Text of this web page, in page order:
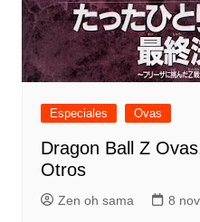
Especiales Ovas
Dragon Ball Z
Otros
Zen oh sama 8